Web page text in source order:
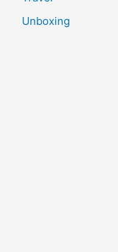
Unboxing